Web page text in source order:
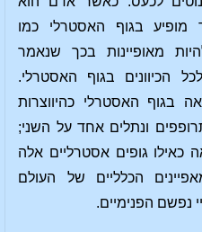
מופיע בגוף האסטרלי כמו
מאופיינות בכך שנאמר
הכיוונים בגוף האסטרלי.
בגוף האסטרלי כהיווצרות
ונתלים אחד על השני;
כאילו גופים אסטרליים אלה
הכלליים של העולם
נפשם הפנימיים.